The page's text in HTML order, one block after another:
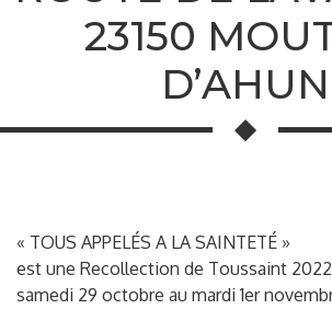
23150
D’AHUN
« TOUS APPELÉS A LA SAINTETÉ »
est une Recollection de Toussaint
samedi 29 octobre au mardi 1er